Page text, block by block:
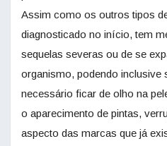
Assim como os outros tipos
diagnosticado no início, tem
sequelas severas ou de se
organismo, podendo inclusive
necessário ficar de olho na
o aparecimento de pintas,
aspecto das marcas que já